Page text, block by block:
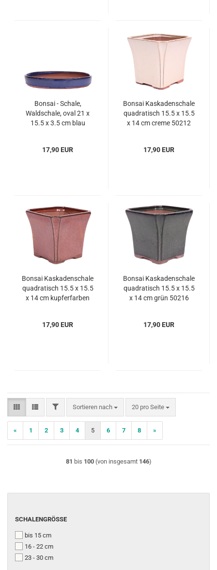
Bonsai - Schale,
Waldschale, oval 21 x
15.5 x 3.5 cm blau
17,90 EUR
Bonsai Kaskadenschale
quadratisch 15.5 x 15.5
x 14 cm creme 50212
17,90 EUR
Bonsai Kaskadenschale
quadratisch 15.5 x 15.5
x 14 cm kupferfarben
17,90 EUR
Bonsai Kaskadenschale
quadratisch 15.5 x 15.5
x 14 cm grün 50216
17,90 EUR
FILTERSortieren nach
Sortieren nach 20 pro Seite
pro Seite
« 1 2 3 4 5 6 7 8 »
81 bis 100(von insgesamt 146)
SCHALENGRÖSSE
SCHALENGRÖSSE
bis 15 cm
16 - 22 cm
23 - 30 cm